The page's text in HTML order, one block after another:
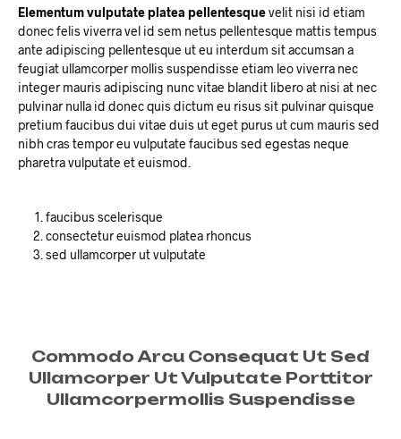
Elementum vulputate platea pellentesquevelit nisi id etiam
donec felis viverra vel id sem netus pellentesque mattis tempus
ante adipiscing pellentesque ut eu interdum sit accumsan a
feugiat ullamcorper mollis suspendisse etiam leo viverra nec
integer mauris adipiscing nunc vitae blandit libero at nisi at nec
pulvinar nulla id donec quis dictum eu risus sit pulvinar quisque
pretium faucibus dui vitae duis ut eget purus ut cum mauris sed
nibh cras tempor eu vulputate faucibus sed egestas neque
pharetra vulputate et euismod.
faucibus scelerisque
consectetur euismod platea rhoncus
sed ullamcorper ut vulputate
Commodo Arcu Consequat Ut Sed
Ullamcorper Ut Vulputate Porttitor
Ullamcorpermollis Suspendisse